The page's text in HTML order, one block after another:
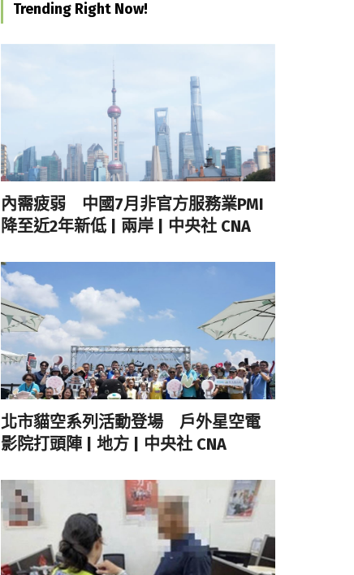
Trending Right Now!
內需疲弱 中國7月非官方服務業PMI
降至近2年新低 | 兩岸 | 中央社 CNA
北市貓空系列活動登場 戶外星空電
影院打頭陣 | 地方 | 中央社 CNA